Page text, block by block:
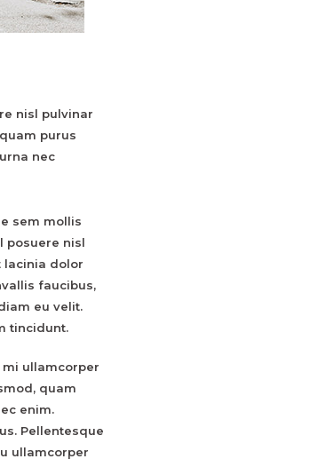
nisl pulvinar
purus
nec
sem mollis
posuere nisl
lacinia dolor
faucibus,
eu velit.
tincidunt.
ullamcorper
quam
enim.
Pellentesque
ullamcorper